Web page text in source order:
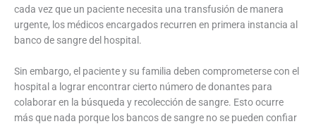
cada vez que un paciente necesita una transfusión de manera
urgente, los médicos encargados recurren en primera instancia al
banco de sangre del hospital.
Sin embargo, el paciente y su familia deben comprometerse con el
hospital a lograr encontrar cierto número de donantes para
colaborar en la búsqueda y recolección de sangre. Esto ocurre
más que nada porque los bancos de sangre no se pueden confiar